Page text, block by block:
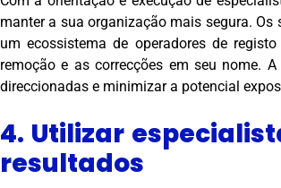
manter a sua organização mais segura.
um ecossistema de operadores de
remoção e as correcções em seu nome.
direccionadas e minimizar a potencial
4. Utilizar
resultados